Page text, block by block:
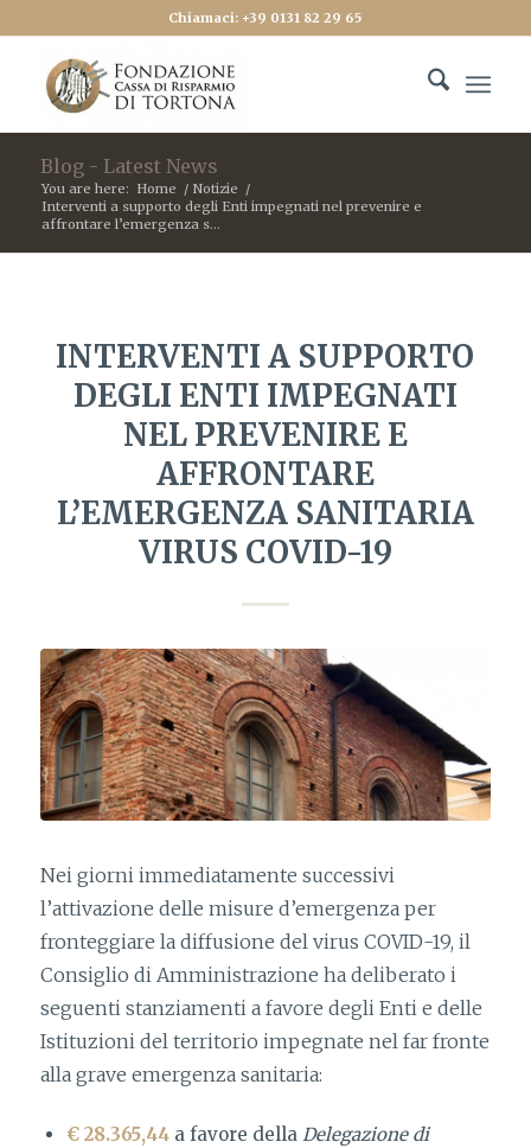
Chiamaci: +39 0131 82 29 65
Blog - Latest News
You are here: Home / Notizie /
Interventi a supporto degli Enti impegnati nel prevenire e
affrontare l’emergenza s...
INTERVENTI A SUPPORTO
DEGLI ENTI IMPEGNATI
NEL PREVENIRE E
AFFRONTARE
L’EMERGENZA SANITARIA
VIRUS COVID-19
Nei giorni immediatamente successivi
l’attivazione delle misure d’emergenza per
fronteggiare la diffusione del virus COVID-19, il
Consiglio di Amministrazione ha deliberato i
seguenti stanziamenti a favore degli Enti e delle
Istituzioni del territorio impegnate nel far fronte
alla grave emergenza sanitaria:
€ 28.365,44a favore della Delegazione di